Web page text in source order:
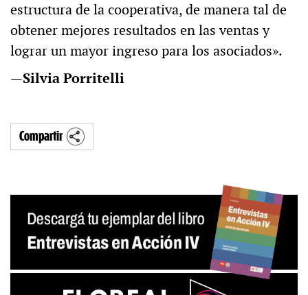
estructura de la cooperativa, de manera tal de
obtener mejores resultados en las ventas y
lograr un mayor ingreso para los asociados».
—Silvia Porritelli
Compartir